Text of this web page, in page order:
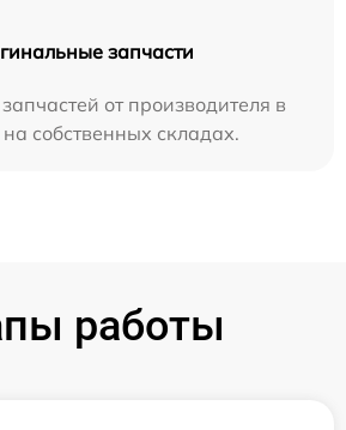
запчасти
от производителя в
собственных складах.
работы